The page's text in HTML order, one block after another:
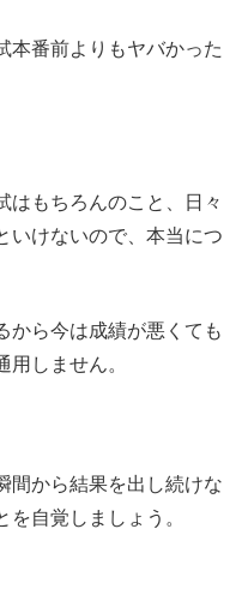
本番前よりもヤバかった
はもちろんのこと、日々
いけないので、本当につ
から今は成績が悪くても
しません。
間から結果を出し続けな
自覚しましょう。